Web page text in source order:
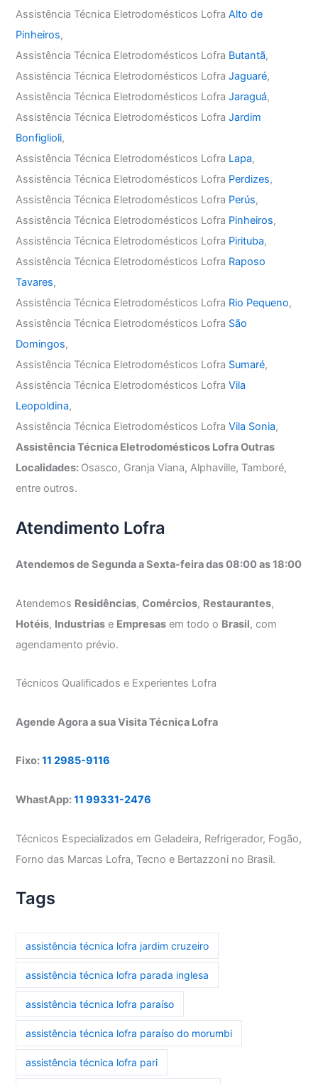
Assistência Técnica Eletrodomésticos LofraAlto de
Pinheiros,
Assistência Técnica Eletrodomésticos Lofra Butantã,
Assistência Técnica Eletrodomésticos LofraJaguaré,
Assistência Técnica Eletrodomésticos LofraJaraguá,
Assistência Técnica Eletrodomésticos LofraJardim
Bonfiglioli,
Assistência Técnica Eletrodomésticos Lofra Lapa,
Assistência Técnica Eletrodomésticos Lofra Perdizes,
Assistência Técnica Eletrodomésticos Lofra Perús,
Assistência Técnica Eletrodomésticos Lofra Pinheiros,
Assistência Técnica Eletrodomésticos Lofra Pirituba,
Assistência Técnica Eletrodomésticos Lofra Raposo
Tavares,
Assistência Técnica Eletrodomésticos Lofra Rio Pequeno,
Assistência Técnica Eletrodomésticos Lofra São
Domingos,
Assistência Técnica Eletrodomésticos Lofra Sumaré,
Assistência Técnica Eletrodomésticos LofraVila
Leopoldina,
Assistência Técnica Eletrodomésticos LofraVila Sonia,
Assistência Técnica Eletrodomésticos Lofra Outras
Localidades: Osasco, Granja Viana, Alphaville, Tamboré,
entre outros.
Atendimento Lofra
Atendemos de Segunda a Sexta-feira das 08:00 as 18:00
Atendemos Residências,Comércios, Restaurantes,
Hotéis, Industrias e Empresas em todo o Brasil, com
agendamento prévio.
Técnicos Qualificados e Experientes Lofra
Agende Agora a sua Visita Técnica Lofra
Fixo:11 2985-9116
WhastApp:11 99331-2476
Técnicos Especializados em Geladeira, Refrigerador, Fogão,
Forno das Marcas Lofra, Tecno e Bertazzoni no Brasil.
Tags
assistência técnica lofra jardim cruzeiro
assistência técnica lofra parada inglesa
assistência técnica lofra paraíso
assistência técnica lofra paraíso do morumbi
assistência técnica lofra pari